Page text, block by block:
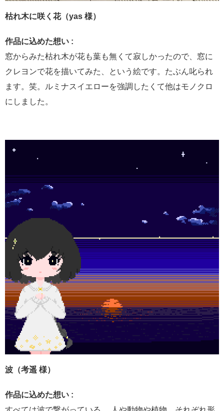
枯れ木に咲く花（yas 様）
作品に込めた想い :
窓からみた枯れ木が花も葉も無くて寂しかったので、窓に
クレヨンで花を描いてみた、という絵です。たぶん叱られ
ます。笑。ルミナスイエローを強調したくて他はモノクロ
にしました。
波（考遥 様）
作品に込めた想い :